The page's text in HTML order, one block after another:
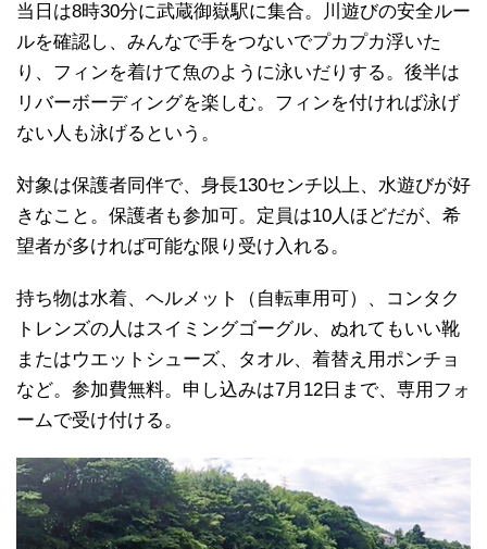
当日は8時30分に武蔵御嶽駅に集合。川遊びの安全ルー
ルを確認し、みんなで手をつないでプカプカ浮いた
り、フィンを着けて魚のように泳いだりする。後半は
リバーボーディングを楽しむ。フィンを付ければ泳げ
ない人も泳げるという。
対象は保護者同伴で、身長130センチ以上、水遊びが好
きなこと。保護者も参加可。定員は10人ほどだが、希
望者が多ければ可能な限り受け入れる。
持ち物は水着、ヘルメット（自転車用可）、コンタク
トレンズの人はスイミングゴーグル、ぬれてもいい靴
またはウエットシューズ、タオル、着替え用ポンチョ
など。参加費無料。申し込みは7月12日まで、専用フォ
ームで受け付ける。